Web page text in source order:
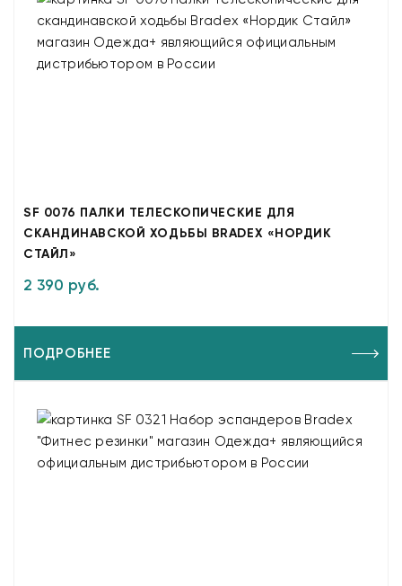
SF 0076 ПАЛКИ ТЕЛЕСКОПИЧЕСКИЕ ДЛЯ
СКАНДИНАВСКОЙ ХОДЬБЫ BRADEX «НОРДИК
СТАЙЛ»
2 390 руб.
ПОДРОБНЕЕ